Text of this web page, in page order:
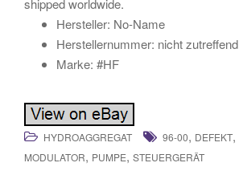
shipped worldwide.
Hersteller: No-Name
Herstellernummer: nicht zutreffend
Marke: #HF
HYDROAGGREGAT 96-00, DEFEKT,
MODULATOR, PUMPE, STEUERGERÄT